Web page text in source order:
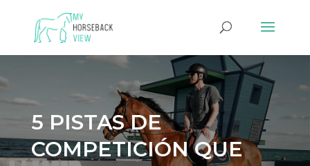
5 PISTAS DE
COMPETICIÓN QUE